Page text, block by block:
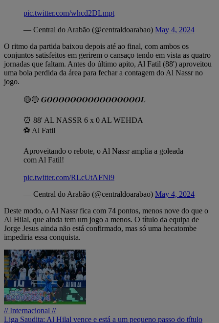
pic.twitter.com/whcd2DLmpt
— Central do Arabão (@centraldoarabao) May 4, 2024
O ritmo da partida baixou depois até ao final, com ambos os
conjuntos satisfeitos em gerirem o cansaço tendo em vista as quatro
jornadas que faltam. Antes do último apito, Al Fatil (88') aproveitou
uma bola perdida da área para fechar a contagem do Al Nassr no
jogo.
🟡🔵 𝑮𝑶𝑶𝑶𝑶𝑶𝑶𝑶𝑶𝑶𝑶𝑶𝑶𝑶𝑶𝑶𝑶𝑳
⏰️ 88' AL NASSR 6 x 0 AL WEHDA
⚽️ Al Fatil
Aproveitando o rebote, o Al Nassr amplia a goleada
com Al Fatil!
pic.twitter.com/RLcUtAFNl9
— Central do Arabão (@centraldoarabao) May 4, 2024
Deste modo, o Al Nassr fica com 74 pontos, menos nove do que o
Al Hilal, que ainda tem um jogo a menos. O título da equipa de
Jorge Jesus ainda não está confirmado, mas só uma hecatombe
impediria essa conquista.
// Internacional //
Liga Saudita: Al Hilal vence e está a um pequeno passo do título